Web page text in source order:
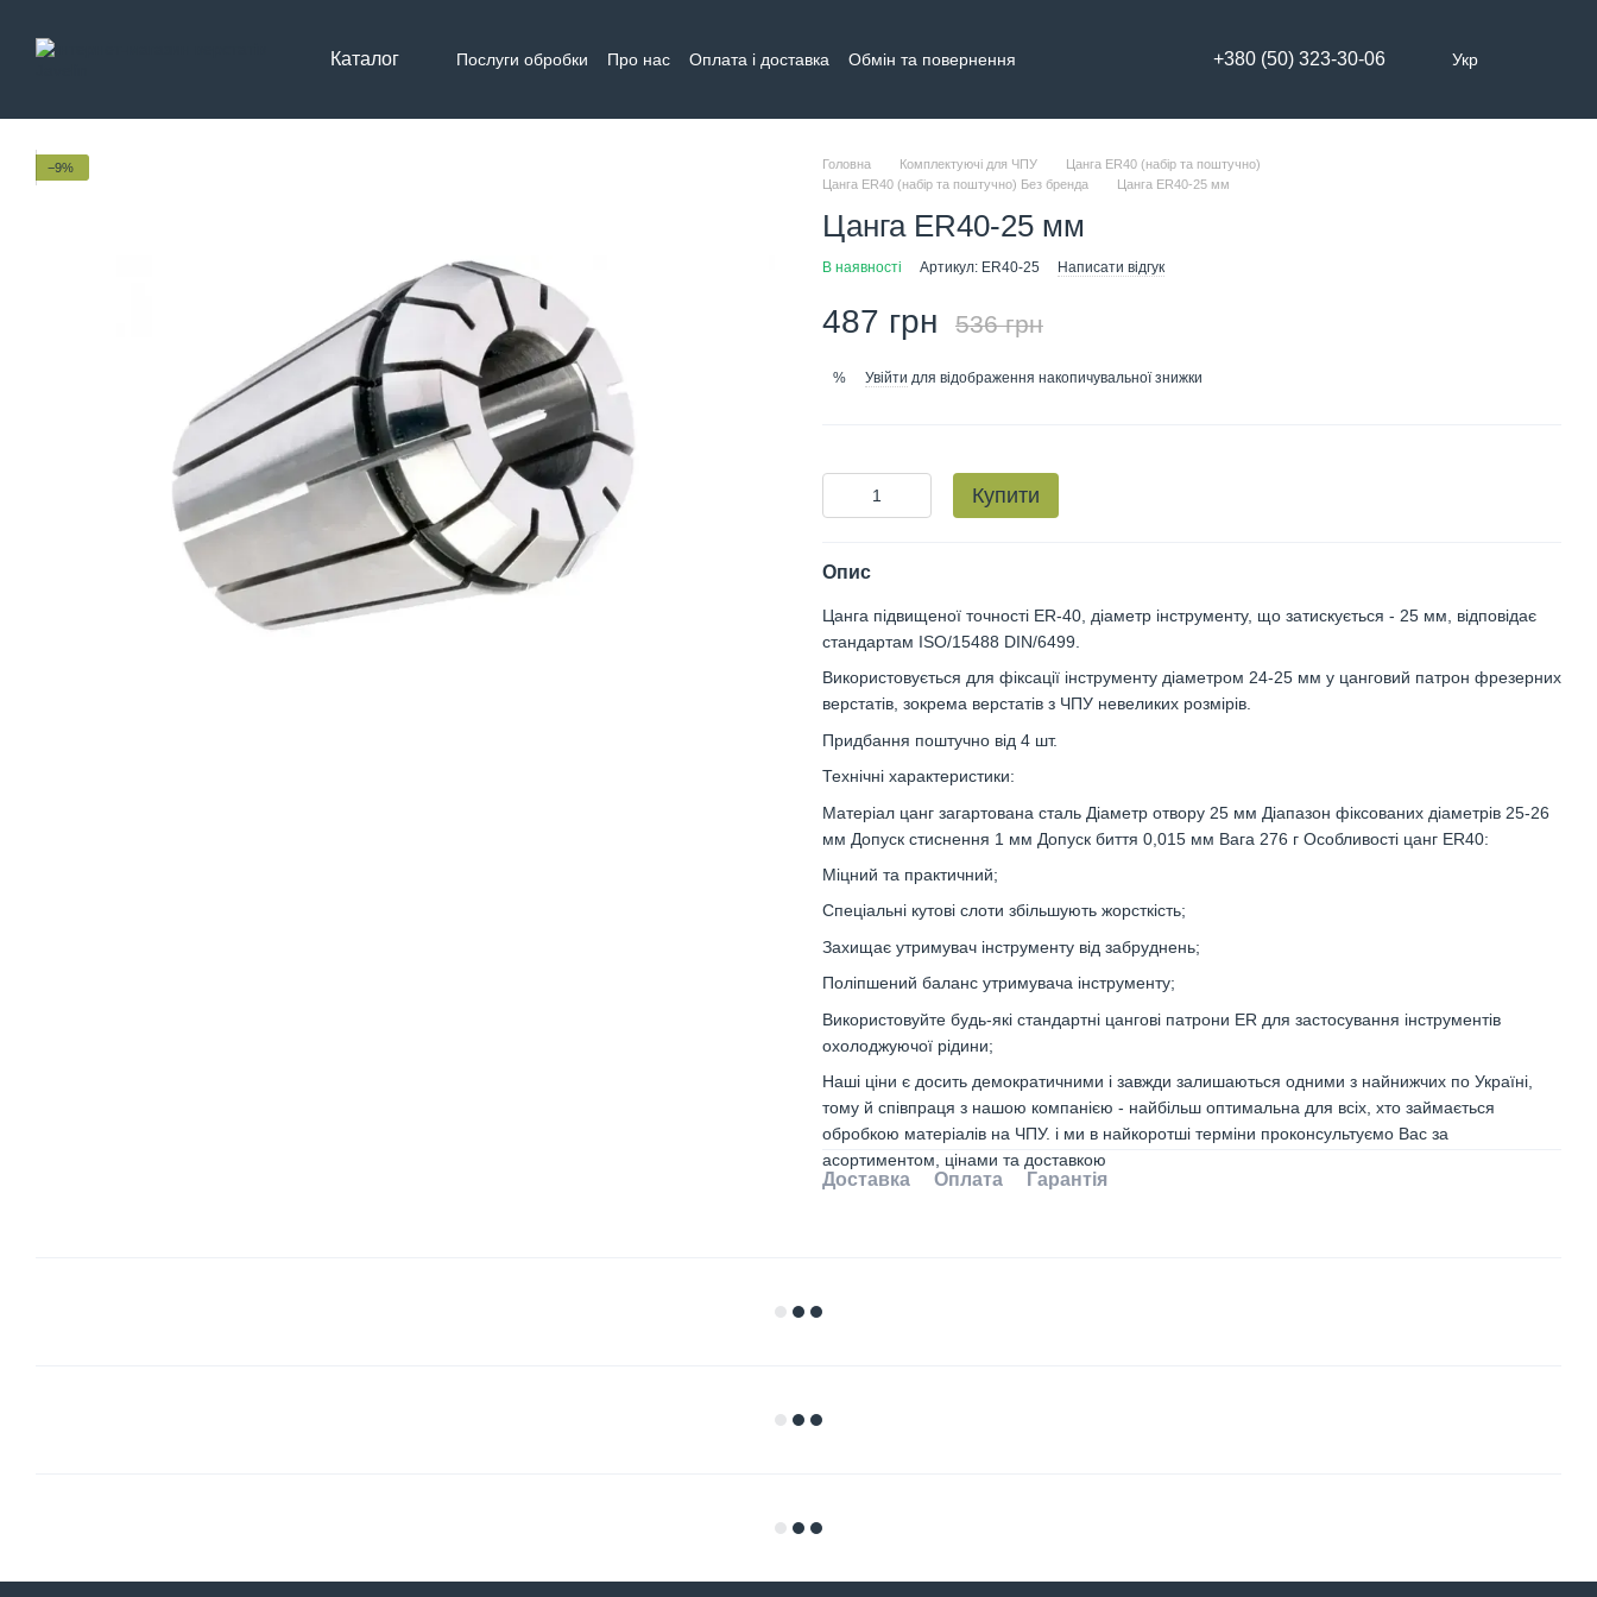
Каталог Послуги обробки Про нас Оплата і доставка
Обмін та повернення
+380 (50) 323-30-06 Укр
−9% Головна Комплектуючі для ЧПУ
Цанга ER40 (набір та поштучно)
Цанга ER40 (набір та поштучно) Без бренда
Цанга ER40-25 мм
Цанга ER40-25 мм
В наявності Артикул: ER40-25 Написати відгук
487 грн 536 грн
% Увійти для відображення накопичувальної знижки
Купити
Опис
Цанга підвищеної точності ER-40, діаметр інструменту, що затискується - 25 мм, відповідає
стандартам ISO/15488 DIN/6499.
Використовується для фіксації інструменту діаметром 24-25 мм у цанговий патрон фрезерних
верстатів, зокрема верстатів з ЧПУ невеликих розмірів.
Придбання поштучно від 4 шт.
Технічні характеристики:
Матеріал цанг загартована сталь Діаметр отвору 25 мм Діапазон фіксованих діаметрів 25-26
мм Допуск стиснення 1 мм Допуск биття 0,015 мм Вага 276 г Особливості цанг ER40:
Міцний та практичний;
Спеціальні кутові слоти збільшують жорсткість;
Захищає утримувач інструменту від забруднень;
Поліпшений баланс утримувача інструменту;
Використовуйте будь-які стандартні цангові патрони ER для застосування інструментів
охолоджуючої рідини;
Наші ціни є досить демократичними і завжди залишаються одними з найнижчих по Україні,
тому й співпраця з нашою компанією - найбільш оптимальна для всіх, хто займається
обробкою матеріалів на ЧПУ. і ми в найкоротші терміни проконсультуємо Вас за
асортиментом, цінами та доставкою
Доставка Оплата Гарантія